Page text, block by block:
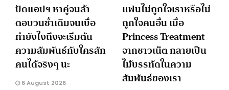
ปัดแอปฯ หาคู่จนล้า
ตอบวนซ้ำเดิมจนเบื่อ
ทำยังไงถึงจะเริ่มต้น
ความสัมพันธ์กับใครสัก
คนได้จริงๆ นะ
6 August 2026
แฟนไม่ถูกใจเราหรือไม่
ถูกใจคนอื่น เมื่อ
Princess Treatment
จากชาวเน็ต กลายเป็น
ไม้บรรทัดในความ
สัมพันธ์ของเรา